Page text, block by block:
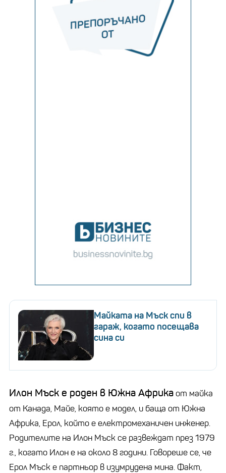
Майката на Мъск спи в
гараж, когато посещава
сина си
Илон Мъск е роден в Южна Африкаот майка
от Канада, Maйе, която е модел, и баща от Южна
Африка, Ерол, който е електромеханичен инженер.
Родителите на Илон Мъск се развеждат през 1979
г., когато Илон е на около 8 години. Говореше се, че
Ерол Мъск е партньор в изумрудена мина. Факт,